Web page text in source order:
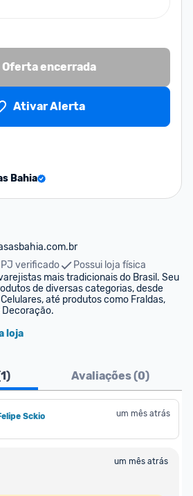
Oferta encerrada
Ativar Alerta
Bahia
verificado
Possui loja física
mais tradicionais do Brasil. Seu
de diversas categorias, desde
até produtos como Fraldas,
Decoração.
loja
1) Avaliações (0)
Sckio um mês atrás
um mês atrás